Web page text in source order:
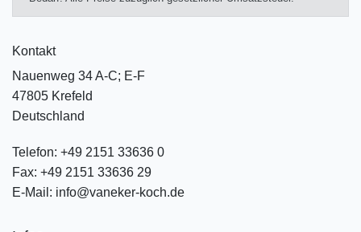
Kontakt
Nauenweg 34 A-C; E-F
47805 Krefeld
Deutschland
Telefon: +49 2151 33636 0
Fax: +49 2151 33636 29
E-Mail: info@vaneker-koch.de